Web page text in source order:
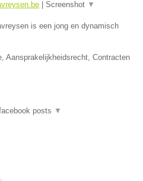
Screenshot ▼
is een jong en dynamisch
Aansprakelijkheidsrecht, Contracten
posts ▼